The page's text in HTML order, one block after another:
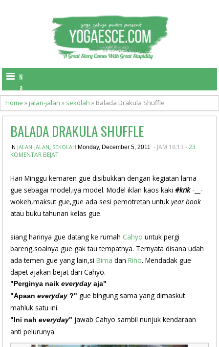
N
a
v
i
g
a
t
i
o
Home »jalan-jalan » sekolah » Balada Drakula Shuffle
BALADA DRAKULA SHUFFLE
IN JALAN-JALAN, SEKOLAH Monday, December 5, 2011 - JAM 18:13 -23
KOMENTAR BEJAT
Hari Minggu kemaren gue disibukkan dengan kegiatan lama
gue sebagai model,iya model. Model iklan kaos kaki #krik-__-
wokeh,maksut gue,gue ada sesi pemotretan untuk year book
atau buku tahunan kelas gue.
siang harinya gue datang ke rumah Cahyo untuk pergi
bareng,soalnya gue gak tau tempatnya. Ternyata disana udah
ada temen gue yang lain,si Bima dan Rino. Mendadak gue
dapet ajakan bejat dari Cahyo.
"Perginya naik everyday aja"
"Apaan everyday ?" gue bingung sama yang dimaskut
mahluk satu ini.
"Ini nah everyday" jawab Cahyo sambil nunjuk kendaraan
anti pelurunya.